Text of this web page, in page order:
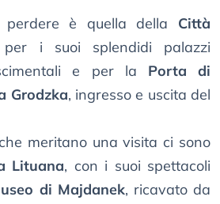
è quella della Città
i suoi splendidi palazzi
e per la Porta di
Grodzka, ingresso e uscita del
meritano una visita ci sono
Lituana, con i suoi spettacoli
di Majdanek, ricavato da